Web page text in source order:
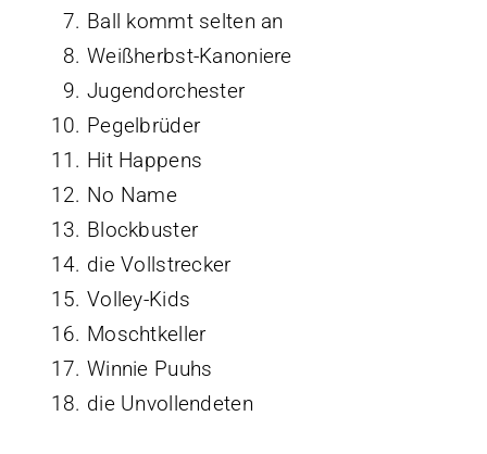
Ball kommt selten an
Weißherbst-Kanoniere
Jugendorchester
Pegelbrüder
Hit Happens
No Name
Blockbuster
die Vollstrecker
Volley-Kids
Moschtkeller
Winnie Puuhs
die Unvollendeten